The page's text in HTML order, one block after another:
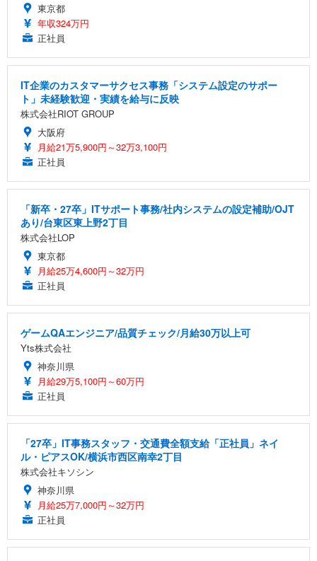
東京都
年収324万円
正社員
IT企業のカスタマーサクセス事務「システム設定のサポー
ト」未経験歓迎・実績を給与に反映
株式会社RIOT GROUP
大阪府
月給21万5,900円～32万3,100円
正社員
「新卒・27卒」ITサポート事務/社内システムの設定補助/OJT
あり/台東区東上野2丁目
株式会社LOP
東京都
月給25万4,600円～32万円
正社員
ゲームQAエンジニア/品質チェック/月給30万以上可
Yts株式会社
神奈川県
月給29万5,100円～60万円
正社員
「27卒」IT事務スタッフ・交通費全額支給「正社員」ネイ
ル・ピアスOK/横浜市西区南幸2丁目
株式会社キソシン
神奈川県
月給25万7,000円～32万円
正社員